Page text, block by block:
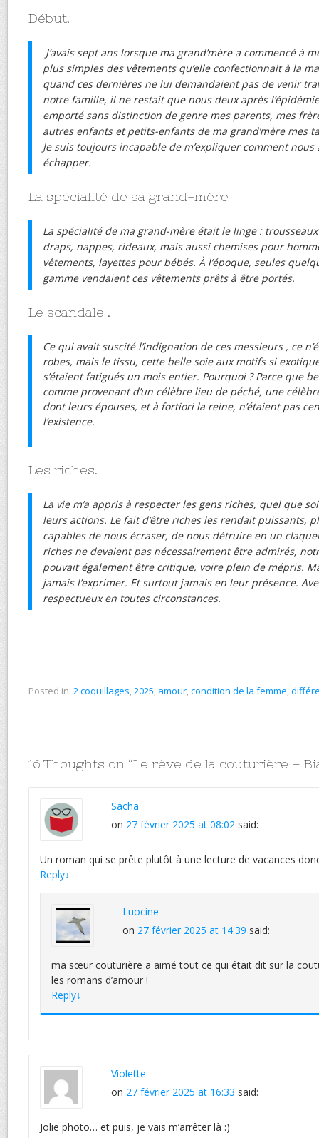
Début.
J’avais sept ans lorsque ma grand’mère a commencé à
plus simples des vêtements qu’elle confectionnait à la
quand ces dernières ne lui demandaient pas de venir
notre famille, il ne restait que nous deux après
emporté sans distinction de genre mes parents, mes
autres enfants et petits-enfants de ma grand’mère mes
Je suis toujours incapable de m’expliquer comment nous
échapper.
La spécialité de sa grand-mère
La spécialité de ma grand-mère était le linge :
draps, nappes, rideaux, mais aussi chemises pour
vêtements, layettes pour bébés. À l’époque, seules
gamme vendaient ces vêtements prêts à être portés.
Le scandale .
Ce qui avait suscité l’indignation de ces messieurs , ce
robes, mais le tissu, cette belle soie aux motifs si
s’étaient fatigués un mois entier. Pourquoi ? Parce que
comme provenant d’un célèbre lieu de péché, une
dont leurs épouses, et à fortiori la reine, n’étaient pas
l’existence.
Les riches.
La vie m’a appris à respecter les gens riches, quel que
leurs actions. Le fait d’être riches les rendait puissants,
capables de nous écraser, de nous détruire en un
riches ne devaient pas nécessairement être admirés,
pouvait également être critique, voire plein de mépris.
jamais l’exprimer. Et surtout jamais en leur présence.
respectueux en toutes circonstances.
Posted in: 2 coquillages,2025, amour,condition de la femme,
16 Thoughts on “Le rêve de la couturière –
Sacha
on 27 février 2025 at 08:02 said:
Un roman qui se prête plutôt à une lecture de vacances
Reply↓
Luocine
on 27 février 2025 at 14:39 said:
ma sœur couturière a aimé tout ce qui était dit sur la
les romans d’amour !
Reply↓
Violette
on 27 février 2025 at 16:33 said:
Jolie photo… et puis, je vais m’arrêter là :)